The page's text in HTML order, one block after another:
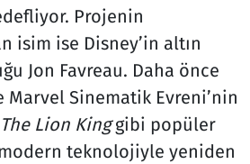
Projenin
isim ise Disney’in altın
Jon Favreau. Daha önce
Sinematik Evreni’nin
The Lion Kinggibi popüler
teknolojiyle yeniden